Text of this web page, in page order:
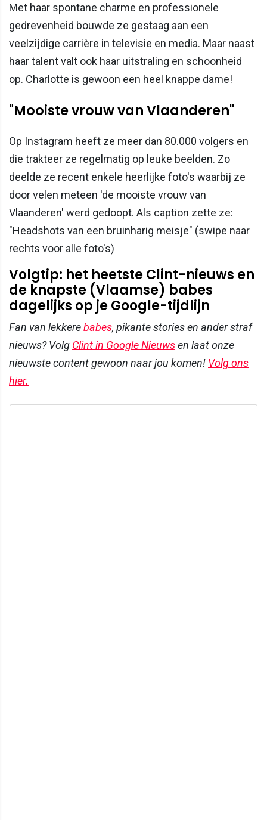
Met haar spontane charme en professionele
gedrevenheid bouwde ze gestaag aan een
veelzijdige carrière in televisie en media. Maar naast
haar talent valt ook haar uitstraling en schoonheid
op. Charlotte is gewoon een heel knappe dame!
"Mooiste vrouw van Vlaanderen"
Op Instagram heeft ze meer dan 80.000 volgers en
die trakteer ze regelmatig op leuke beelden. Zo
deelde ze recent enkele heerlijke foto's waarbij ze
door velen meteen 'de mooiste vrouw van
Vlaanderen' werd gedoopt. Als caption zette ze:
"Headshots van een bruinharig meisje" (swipe naar
rechts voor alle foto's)
Volgtip: het heetste Clint-nieuws en
de knapste (Vlaamse) babes
dagelijks op je Google-tijdlijn
Fan van lekkerebabes, pikante stories en ander straf
nieuws? Volg Clint in Google Nieuwsen laat onze
nieuwste content gewoon naar jou komen! Volg ons
hier.